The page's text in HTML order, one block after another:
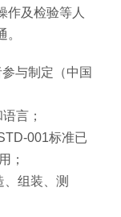
作及检验等人
与制定（中国
言；
001标准已
；
组装、测